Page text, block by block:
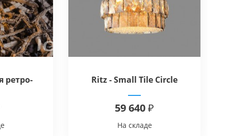
ретро-
4W
Ritz - Small Tile Circle
59 640 ₽
На складе